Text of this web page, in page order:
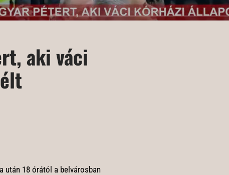
aki váci
után 18 órától a belvárosban